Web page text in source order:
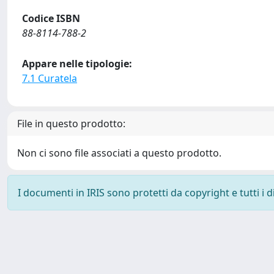
Codice ISBN
88-8114-788-2
Appare nelle tipologie:
7.1 Curatela
File in questo prodotto:
Non ci sono file associati a questo prodotto.
I documenti in IRIS sono protetti da copyright e tutti i